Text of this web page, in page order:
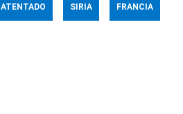
ATENTADO SIRIA FRANCIA